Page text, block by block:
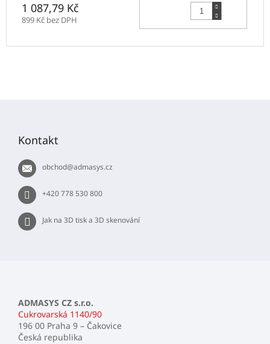
1 087,79 Kč
899 Kč bez DPH
Kontakt
obchod@admasys.cz
+420 778 530 800
Jak na 3D tisk a 3D skenování
ADMASYS CZ s.r.o.
Cukrovarská 1140/90
196 00 Praha 9 – Čakovice
Česká republika